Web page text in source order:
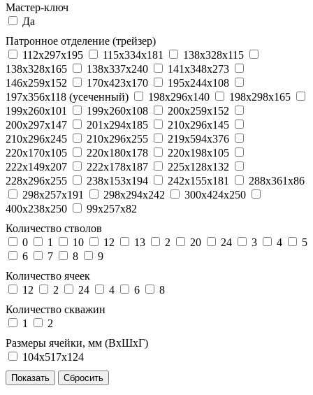
Мастер-ключ
Да
Патронное отделение (трейзер)
112x297x195
115x334x181
138x328x115
138x328x165
138x337x240
141x348x273
146x259x152
170x423x170
195x244x108
197x356x118 (усеченный)
198x296x140
198x298x165
199x260x101
199x260x108
200x259x152
200x297x147
201x294x185
210x296x145
210x296x245
210x296x255
219x594x376
220x170x105
220x180x178
220x198x105
222x149x207
222x178x187
225x128x132
228x296x255
238x153x194 242x155x181
288x361x86
298x257x191
298x294x242
300x424x250
400x238x250
99x257x82
Количество стволов
0
1 10 12 13 2 20 24 3 4
5
6
7 8
9
Количество ячеек
12
2 24 4 6
8
Количество скважин
1
2
Размеры ячейки, мм (ВхШхГ)
104х517х124